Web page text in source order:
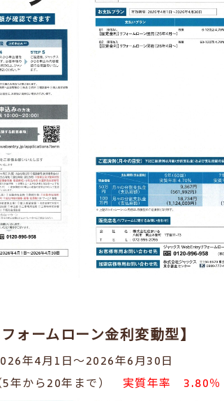
フォームローン金利変動型】
年4月1日～2026年6月30日
年から20年まで） 実質年率 3.80％